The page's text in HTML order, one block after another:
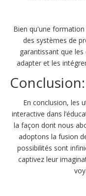
Bien qu'une
des systèmes de
garantissant que
adapter et les
Conclusion:
En conclusion, les
interactive dans
la façon dont nous
adoptons la fusion
possibilités sont
captivez leur